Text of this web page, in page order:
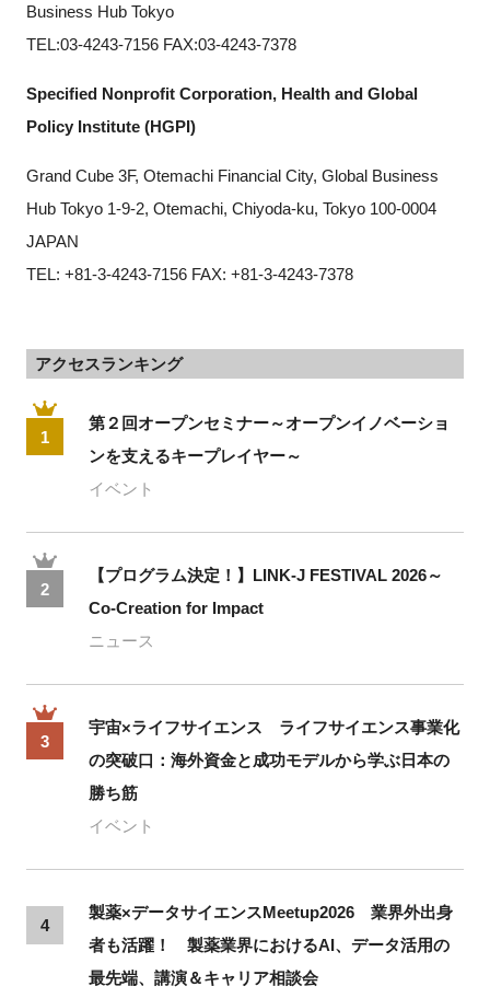
Business Hub Tokyo
TEL:03-4243-7156 FAX:03-4243-7378
Specified Nonprofit Corporation, Health and Global
Policy Institute (HGPI)
Grand Cube 3F, Otemachi Financial City, Global Business
Hub Tokyo 1-9-2, Otemachi, Chiyoda-ku, Tokyo 100-0004
JAPAN
TEL: +81-3-4243-7156 FAX: +81-3-4243-7378
アクセスランキング
1
第２回オープンセミナー～オープンイノベーショ
ンを支えるキープレイヤー～
イベント
2
【プログラム決定！】LINK-J FESTIVAL 2026～
Co-Creation for Impact
ニュース
3
宇宙×ライフサイエンス ライフサイエンス事業化
の突破口：海外資金と成功モデルから学ぶ日本の
勝ち筋
イベント
4
製薬×データサイエンスMeetup2026 業界外出身
者も活躍！ 製薬業界におけるAI、データ活用の
最先端、講演＆キャリア相談会